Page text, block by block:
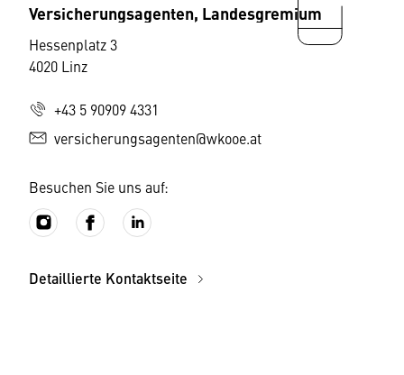
Versicherungsagenten, Landesgremium
Hessenplatz 3
4020 Linz
+43 5 90909 4331
versicherungsagenten@wkooe.at
Besuchen Sie uns auf:
Detaillierte Kontaktseite